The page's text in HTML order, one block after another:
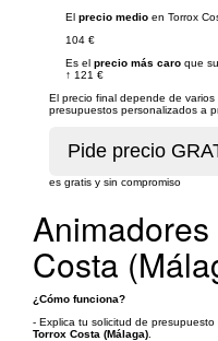
El precio medio en Torrox
104 €
Es el precio más caro que
↑ 121 €
El precio final depende de
presupuestos personalizados a
es gratis y sin compromiso
Costa
¿Cómo funciona?
- Explica tu solicitud de presupuesto
Torrox Costa (Málaga)